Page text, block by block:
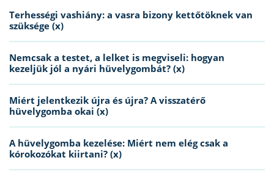
Terhességi vashiány: a vasra bizony kettőtöknek van
szüksége (x)
Nemcsak a testet, a lelket is megviseli: hogyan
kezeljük jól a nyári hüvelygombát? (x)
Miért jelentkezik újra és újra? A visszatérő
hüvelygomba okai (x)
A hüvelygomba kezelése: Miért nem elég csak a
kórokozókat kiirtani? (x)